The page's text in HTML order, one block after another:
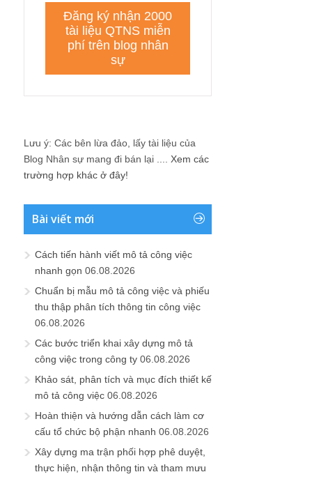
Lưu ý: Các bên lừa đảo, lấy tài liệu của
Blog Nhân sự mang đi bán lại .... Xem các
trường hợp khác ở đây!
Bài viết mới
Cách tiến hành viết mô tả công việc
nhanh gọn 06.08.2026
Chuẩn bị mẫu mô tả công việc và phiếu
thu thập phân tích thông tin công việc
06.08.2026
Các bước triển khai xây dựng mô tả
công việc trong công ty 06.08.2026
Khảo sát, phân tích và mục đích thiết kế
mô tả công việc 06.08.2026
Hoàn thiện và hướng dẫn cách làm cơ
cấu tổ chức bộ phận nhanh 06.08.2026
Xây dựng ma trận phối hợp phê duyệt,
thực hiện, nhận thông tin và tham mưu